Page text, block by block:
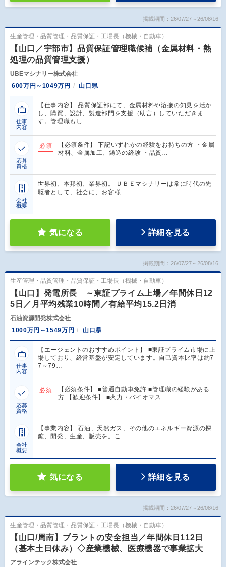
掲載期間：26/07/27～26/08/16
生産管理・品質管理・品質保証・工場長（機械・自動車）
【山口／宇部市】品質保証管理職候補（金属材料・熱
処理の品質管理支援）
UBEマシナリー株式会社
600万円～1049万円
山口県
仕事
内容
【仕事内容】 品質保証部にて、金属材料や溶接の知見を活か
し、購買、設計、製造部門を支援（助言）していただきま
す。管理職もし…
応募
資格
必須
【必須条件】 下記いずれかの経験をお持ちの方 ・金属
材料、金属加工、鋳造の経験 ・品質…
会社
概要
世界初、本邦初、業界初。 ＵＢＥマシナリーは常に時代の先
駆者として、社会に、お客様…
気になる 詳細を見る
掲載期間：26/07/27～26/08/16
生産管理・品質管理・品質保証・工場長（機械・自動車）
【山口】発電所長 ～東証プライム上場／年間休日12
5日／月平均残業10時間／有給平均15.2日消
石油資源開発株式会社
1000万円～1549万円
山口県
仕事
内容
【エージェントのおすすめポイント】 ■東証プライム市場に上
場しており、経営基盤が安定しています。自己資本比率は約7
7～79…
応募
資格
必須
【必須条件】 ■普通自動車免許 ■管理職の経験がある
方 【歓迎条件】 ■火力・バイオマス…
会社
概要
【事業内容】 石油、天然ガス、その他のエネルギー資源の探
鉱、開発、生産、販売を。こ…
気になる 詳細を見る
掲載期間：26/07/27～26/08/16
生産管理・品質管理・品質保証・工場長（機械・自動車）
【山口/周南】プラントの安全担当／年間休日112日
（基本土日休み）◇産業機械、医療機器で事業拡大
アラインテック株式会社